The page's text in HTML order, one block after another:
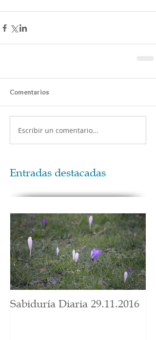
Comentarios
Escribir un comentario...
Entradas destacadas
Sabiduría Diaria 29.11.2016